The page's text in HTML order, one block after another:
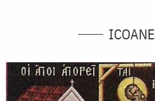
ICOANE